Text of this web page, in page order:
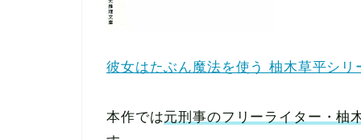
彼女はたぶん魔法を使う 柚木草平シリ
本作では元刑事のフリーライター・柚